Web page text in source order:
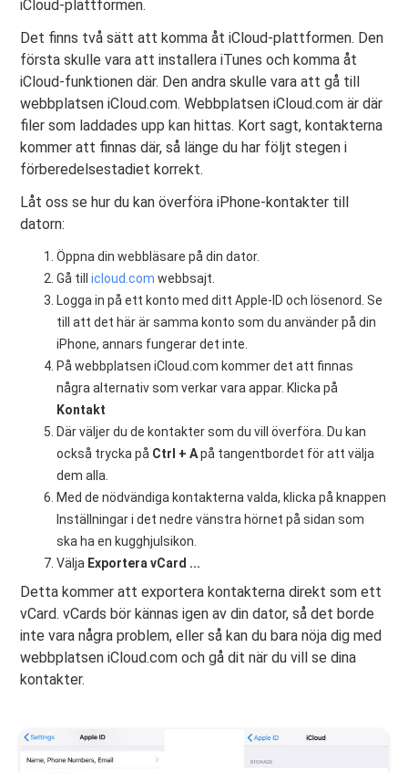
iCloud-plattformen.
Det finns två sätt att komma åt iCloud-plattformen. Den
första skulle vara att installera iTunes och komma åt
iCloud-funktionen där. Den andra skulle vara att gå till
webbplatsen iCloud.com. Webbplatsen iCloud.com är där
filer som laddades upp kan hittas. Kort sagt, kontakterna
kommer att finnas där, så länge du har följt stegen i
förberedelsestadiet korrekt.
Låt oss se hur du kan överföra iPhone-kontakter till
datorn:
Öppna din webbläsare på din dator.
Gå tillicloud.com webbsajt.
Logga in på ett konto med ditt Apple-ID och lösenord. Se
till att det här är samma konto som du använder på din
iPhone, annars fungerar det inte.
På webbplatsen iCloud.com kommer det att finnas
några alternativ som verkar vara appar. Klicka på
Kontakt
Där väljer du de kontakter som du vill överföra. Du kan
också trycka på Ctrl + Apå tangentbordet för att välja
dem alla.
Med de nödvändiga kontakterna valda, klicka på knappen
Inställningar i det nedre vänstra hörnet på sidan som
ska ha en kugghjulsikon.
Välja Exportera vCard ...
Detta kommer att exportera kontakterna direkt som ett
vCard. vCards bör kännas igen av din dator, så det borde
inte vara några problem, eller så kan du bara nöja dig med
webbplatsen iCloud.com och gå dit när du vill se dina
kontakter.